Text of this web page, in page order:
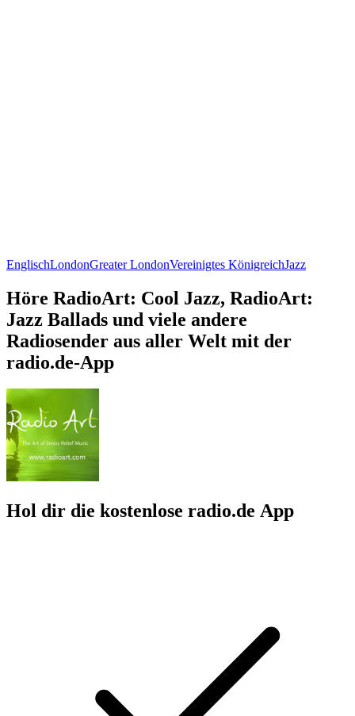
EnglischLondonGreater LondonVereinigtes KönigreichJazz
Höre RadioArt: Cool Jazz, RadioArt:
Jazz Ballads und viele andere
Radiosender aus aller Welt mit der
radio.de-App
Hol dir die kostenlose radio.de App